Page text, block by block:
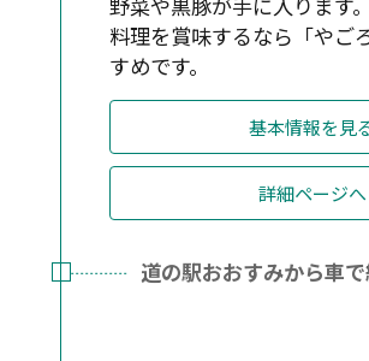
料理を賞味するなら「やご
すめです。
基本情報を見
詳細ページへ
道の駅おおすみから車